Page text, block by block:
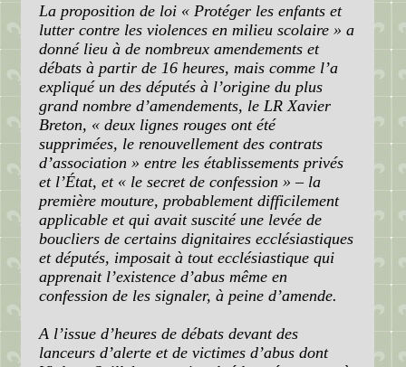
La proposition de loi « Protéger les enfants et
lutter contre les violences en milieu scolaire » a
donné lieu à de nombreux amendements et
débats à partir de 16 heures, mais comme l’a
expliqué un des députés à l’origine du plus
grand nombre d’amendements, le LR Xavier
Breton, « deux lignes rouges ont été
supprimées, le renouvellement des contrats
d’association » entre les établissements privés
et l’État, et « le secret de confession » – la
première mouture, probablement difficilement
applicable et qui avait suscité une levée de
boucliers de certains dignitaires ecclésiastiques
et députés, imposait à tout ecclésiastique qui
apprenait l’existence d’abus même en
confession de les signaler, à peine d’amende.
A l’issue d’heures de débats devant des
lanceurs d’alerte et de victimes d’abus dont